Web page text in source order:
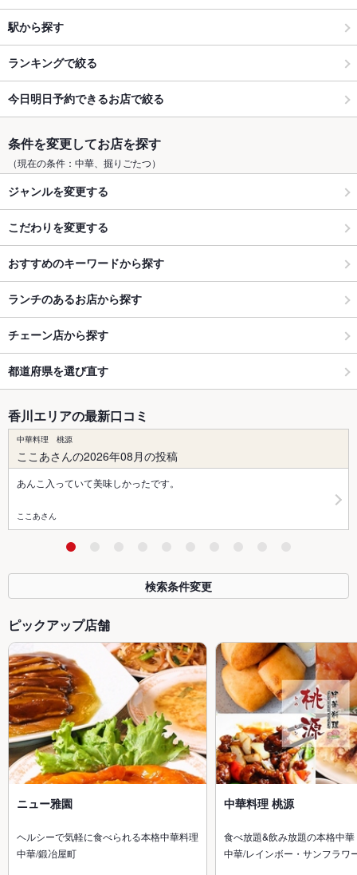
駅から探す
ランキングで絞る
今日明日予約できるお店で絞る
条件を変更してお店を探す
（現在の条件：中華、掘りごたつ）
ジャンルを変更する
こだわりを変更する
おすすめのキーワードから探す
ランチのあるお店から探す
チェーン店から探す
都道府県を選び直す
香川エリアの最新口コミ
中華料理 桃源
ここあさんの2026年08月の投稿
あんこ入っていて美味しかったです。
ここあさん
検索条件変更
ピックアップ店舗
ニュー雅園
ヘルシーで気軽に食べられる本格中華料理
中華/鍛冶屋町
中華料理 桃源
食べ放題&飲み放題の本格中華
中華/レインボー・サンフラワ